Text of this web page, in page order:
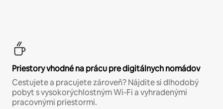
Priestory vhodné na prácu pre digitálnych nomádov
Cestujete a pracujete zároveň? Nájdite si dlhodobý
pobyt s vysokorýchlostným Wi-Fi a vyhradenými
pracovnými priestormi.